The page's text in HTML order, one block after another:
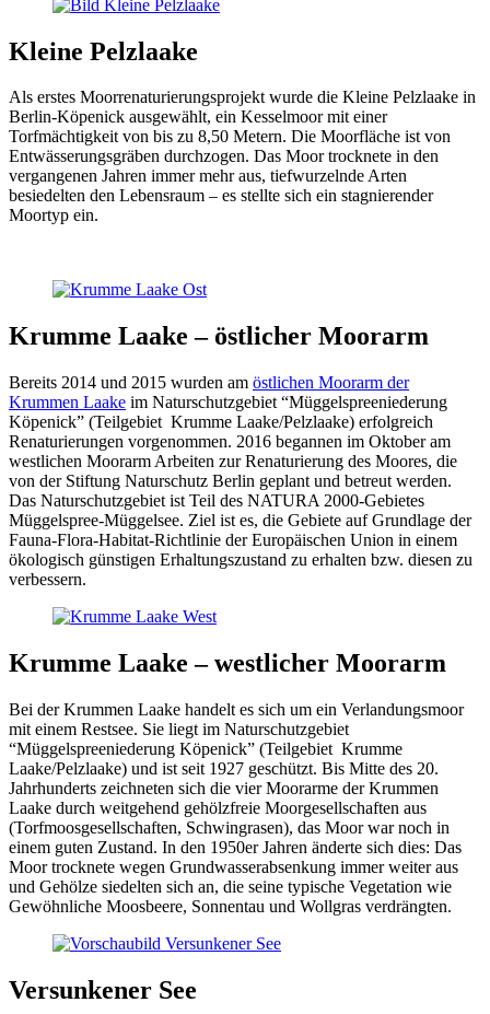
Kleine Pelzlaake
Als erstes Moorrenaturierungsprojekt wurde die Kleine Pelzlaake in
Berlin-Köpenick ausgewählt, ein Kesselmoor mit einer
Torfmächtigkeit von bis zu 8,50 Metern. Die Moorfläche ist von
Entwässerungsgräben durchzogen. Das Moor trocknete in den
vergangenen Jahren immer mehr aus, tiefwurzelnde Arten
besiedelten den Lebensraum – es stellte sich ein stagnierender
Moortyp ein.
Krumme Laake – östlicher Moorarm
Bereits 2014 und 2015 wurden am östlichen Moorarm der
Krummen Laake im Naturschutzgebiet “Müggelspreeniederung
Köpenick” (Teilgebiet Krumme Laake/Pelzlaake) erfolgreich
Renaturierungen vorgenommen. 2016 begannen im Oktober am
westlichen Moorarm Arbeiten zur Renaturierung des Moores, die
von der Stiftung Naturschutz Berlin geplant und betreut werden.
Das Naturschutzgebiet ist Teil des NATURA 2000-Gebietes
Müggelspree-Müggelsee. Ziel ist es, die Gebiete auf Grundlage der
Fauna-Flora-Habitat-Richtlinie der Europäischen Union in einem
ökologisch günstigen Erhaltungszustand zu erhalten bzw. diesen zu
verbessern.
Krumme Laake – westlicher Moorarm
Bei der Krummen Laake handelt es sich um ein Verlandungsmoor
mit einem Restsee. Sie liegt im Naturschutzgebiet
“Müggelspreeniederung Köpenick” (Teilgebiet Krumme
Laake/Pelzlaake) und ist seit 1927 geschützt. Bis Mitte des 20.
Jahrhunderts zeichneten sich die vier Moorarme der Krummen
Laake durch weitgehend gehölzfreie Moorgesellschaften aus
(Torfmoosgesellschaften, Schwingrasen), das Moor war noch in
einem guten Zustand. In den 1950er Jahren änderte sich dies: Das
Moor trocknete wegen Grundwasserabsenkung immer weiter aus
und Gehölze siedelten sich an, die seine typische Vegetation wie
Gewöhnliche Moosbeere, Sonnentau und Wollgras verdrängten.
Versunkener See